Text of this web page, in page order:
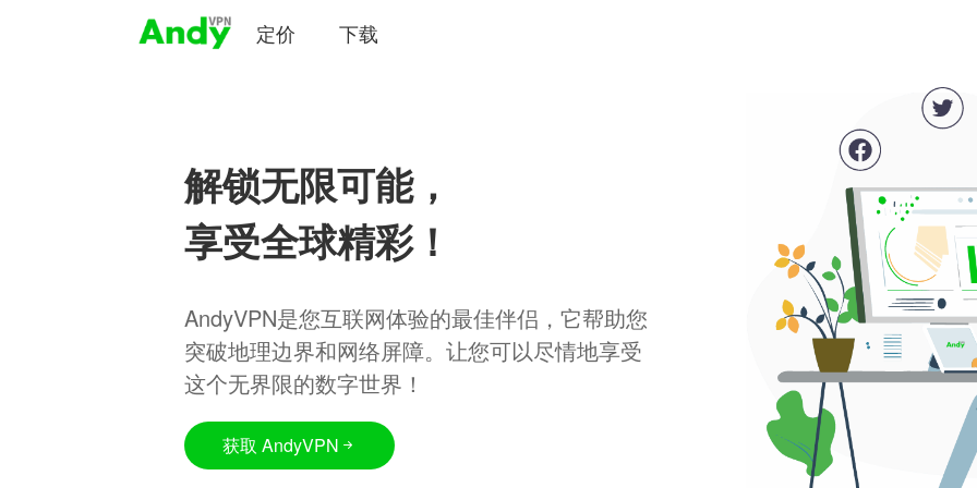
定价 下载
解锁无限可能，
享受全球精彩！
AndyVPN是您互联网体验的最佳伴侣，它帮助您
突破地理边界和网络屏障。让您可以尽情地享受
这个无界限的数字世界！
获取 AndyVPN